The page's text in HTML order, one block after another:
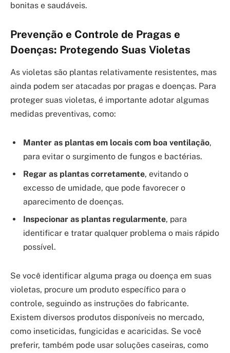
bonitas e saudáveis.
Prevenção e Controle de Pragas e
Doenças: Protegendo Suas Violetas
As violetas são plantas relativamente resistentes, mas
ainda podem ser atacadas por pragas e doenças. Para
proteger suas violetas, é importante adotar algumas
medidas preventivas, como:
Manter as plantas em locais com boa ventilação,
para evitar o surgimento de fungos e bactérias.
Regar as plantas corretamente, evitando o
excesso de umidade, que pode favorecer o
aparecimento de doenças.
Inspecionar as plantas regularmente, para
identificar e tratar qualquer problema o mais rápido
possível.
Se você identificar alguma praga ou doença em suas
violetas, procure um produto específico para o
controle, seguindo as instruções do fabricante.
Existem diversos produtos disponíveis no mercado,
como inseticidas, fungicidas e acaricidas. Se você
preferir, também pode usar soluções caseiras, como